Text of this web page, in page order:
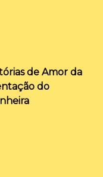
de Amor da
do